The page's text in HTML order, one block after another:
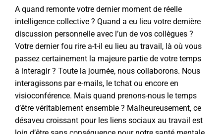
A quand remonte votre dernier moment de réelle
intelligence collective ? Quand a eu lieu votre dernière
discussion personnelle avec l’un de vos collègues ?
Votre dernier fou rire a-t-il eu lieu au travail, là où vous
passez certainement la majeure partie de votre temps
à interagir ? Toute la journée, nous collaborons. Nous
interagissons par e-mails, le tchat ou encore en
visioconférence. Mais quand prenons-nous le temps
d’être véritablement ensemble ? Malheureusement, ce
désaveu croissant pour les liens sociaux au travail est